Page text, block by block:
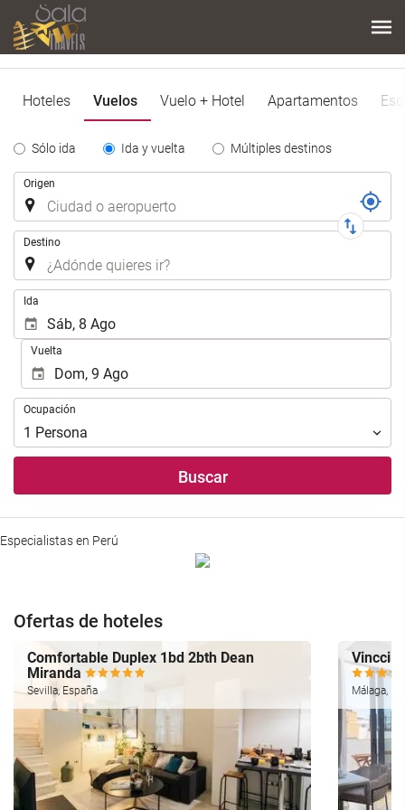
Hoteles Vuelos Vuelo + Hotel Apartamentos
Tipo
Trayecto
Sólo ida Ida y vuelta Múltiples destinos
Trayecto
Origen
Destino
Ida
Vuelta
Ocupación
Ocupación
1 Persona
Buscar
Especialistas en Perú
Ofertas de hoteles
Comfortable Duplex 1bd 2bth Dean
Miranda
Sevilla, España
Vincci
Málaga,